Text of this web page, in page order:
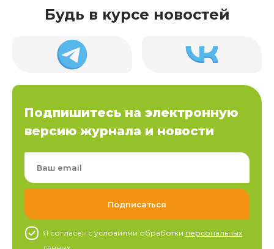
Будь в курсе новостей
Подпишитесь на электронную
версию журнала и новости
Я согласен c условиями обработки персональных